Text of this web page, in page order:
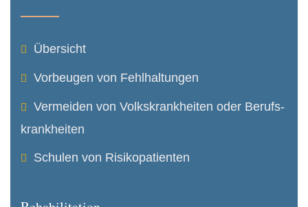
Übersicht
Vorbeugen von Fehlhaltungen
Vermeiden von Volkskrank­heiten oder Berufs­
krank­heiten
Schulen von Risikopatienten